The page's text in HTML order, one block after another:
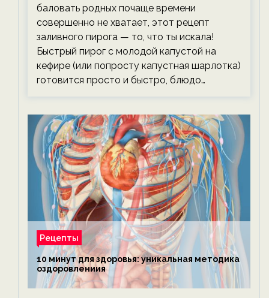
баловать родных почаще времени
совершенно не хватает, этот рецепт
заливного пирога — то, что ты искала!
Быстрый пирог с молодой капустой на
кефире (или попросту капустная шарлотка)
готовится просто и быстро, блюдо…
Рецепты
10 минут для здоровья: уникальная методика
оздоровлениия